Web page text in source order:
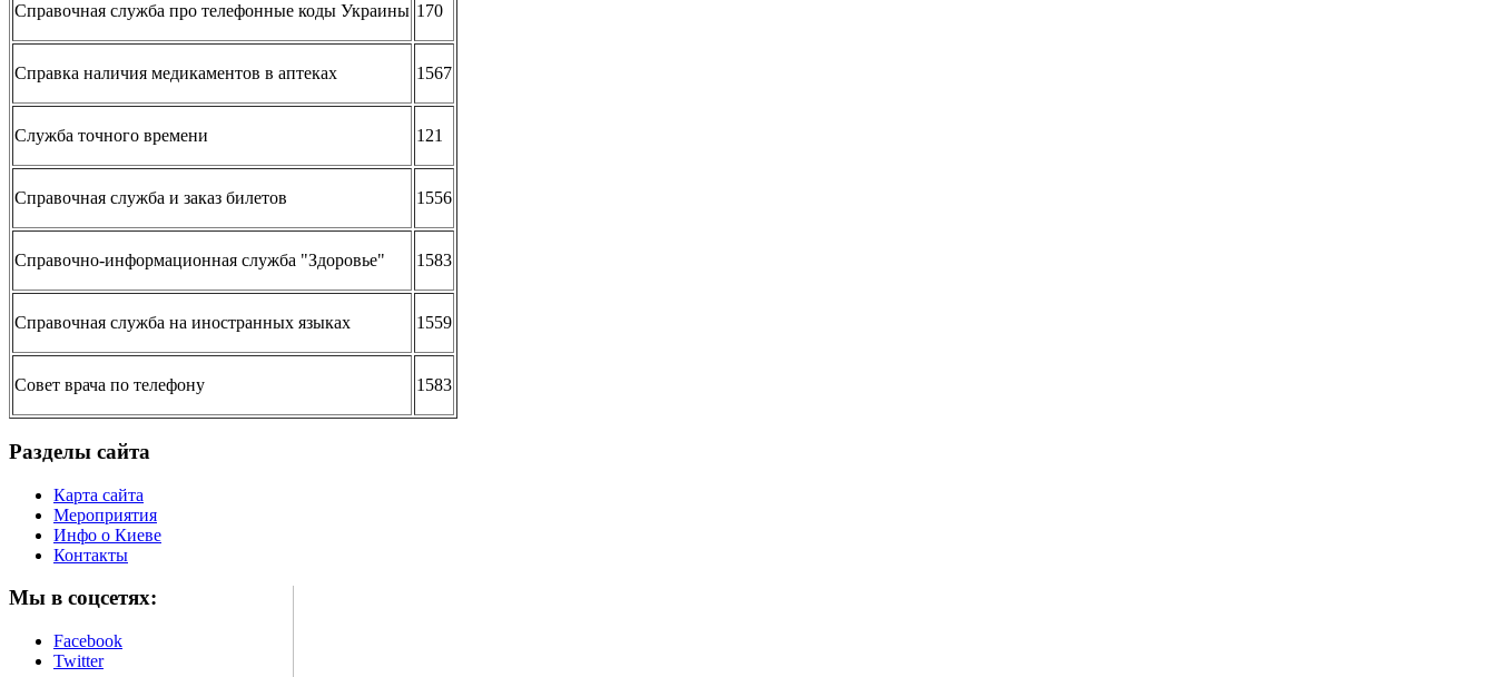
Справочная служба про телефонные коды Украины 170
Справка наличия медикаментов в аптеках 1567
Служба точного времени 121
Справочная служба и заказ билетов 1556
Справочно-информационная служба "Здоровье" 1583
Справочная служба на иностранных языках 1559
Совет врача по телефону 1583
Разделы сайта
Карта сайта
Мероприятия
Инфо о Киеве
Контакты
Мы в соцсетях:
Facebook
Twitter